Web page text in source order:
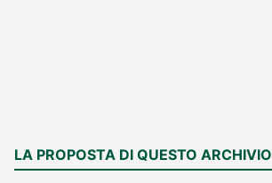
LA PROPOSTA DI QUESTO ARCHIVIO